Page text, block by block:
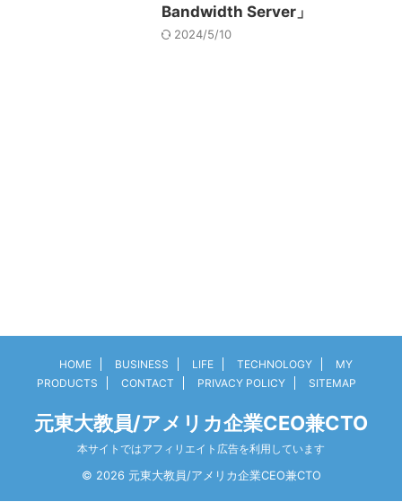
Bandwidth Server」
2024/5/10
HOME BUSINESS LIFE TECHNOLOGY
MY
PRODUCTS
CONTACT PRIVACY POLICY SITEMAP
元東大教員/アメリカ企業CEO兼CTO
本サイトではアフィリエイト広告を利用しています
© 2026 元東大教員/アメリカ企業CEO兼CTO